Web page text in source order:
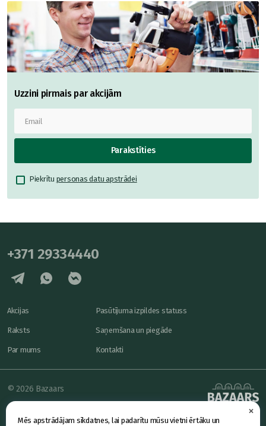
×
Mēs apstrādājam sīkdatnes, lai padarītu mūsu vietni ērtāku un
Uzzini pirmais par akcijām
Parakstīties
Piekrītu personas datu apstrādei
+371 29334440
Akcijas
Raksts
Par mums
Pasūtījuma izpildes statuss
Saņemšana un piegāde
Kontakti
powered by
© 2026 Bazaars
Konfidencialitāte